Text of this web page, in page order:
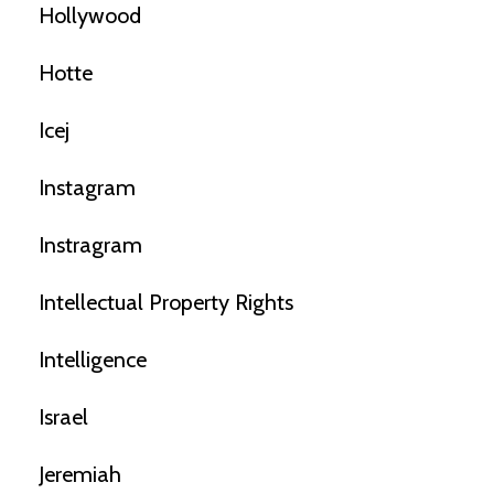
Hollywood
Hotte
Icej
Instagram
Instragram
Intellectual Property Rights
Intelligence
Israel
Jeremiah